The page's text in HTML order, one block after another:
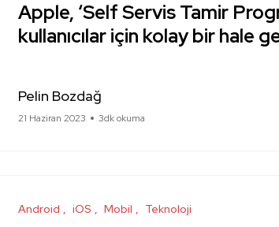
Apple, ‘Self Servis Tamir
kullanıcılar için kolay bir hale
Pelin Bozdağ
21 Haziran 2023 3dk okuma
Android iOS Mobil Teknoloji